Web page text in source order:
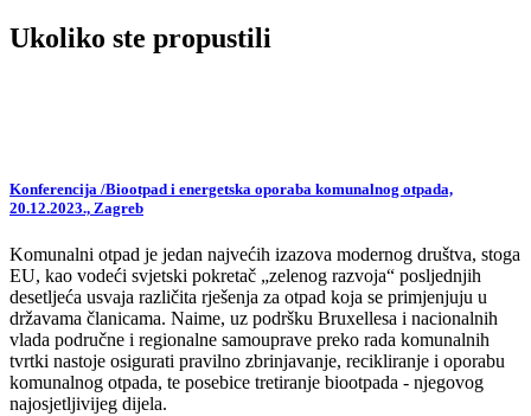
Ukoliko ste propustili
Konferencija /Biootpad i energetska oporaba komunalnog otpada,
20.12.2023., Zagreb
Komunalni otpad je jedan najvećih izazova modernog društva, stoga
EU, kao vodeći svjetski pokretač „zelenog razvoja“ posljednjih
desetljeća usvaja različita rješenja za otpad koja se primjenjuju u
državama članicama. Naime, uz podršku Bruxellesa i nacionalnih
vlada područne i regionalne samouprave preko rada komunalnih
tvrtki nastoje osigurati pravilno zbrinjavanje, recikliranje i oporabu
komunalnog otpada, te posebice tretiranje biootpada - njegovog
najosjetljivijeg dijela.